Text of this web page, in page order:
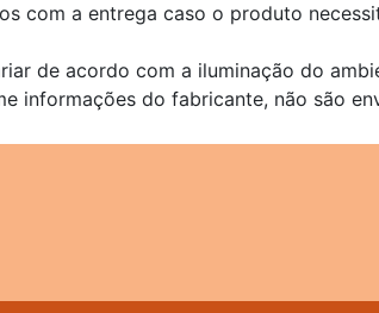
com a entrega caso o produto
de acordo com a iluminação do
informações do fabricante, não são